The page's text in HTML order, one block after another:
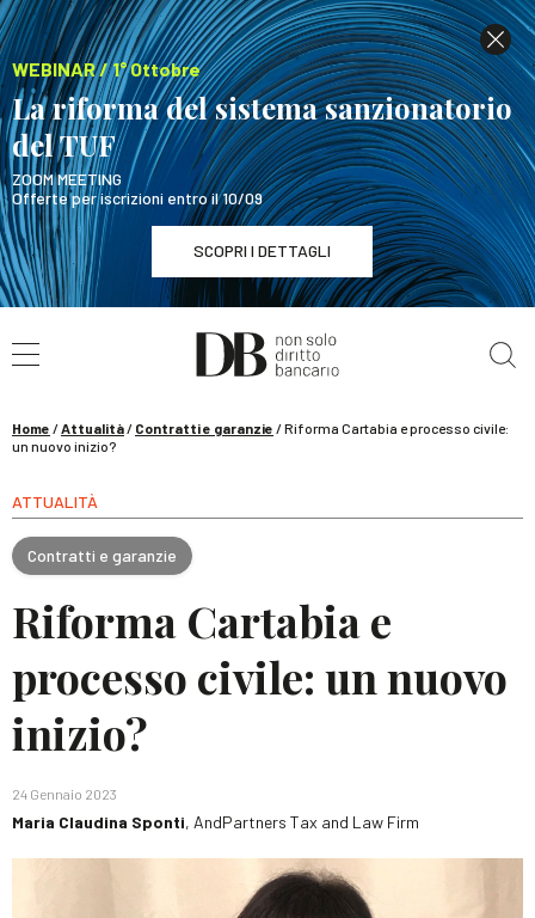
WEBINAR / 1° Ottobre
La riforma del sistema sanzionatorio
del TUF
ZOOM MEETING
Offerte per iscrizioni entro il 10/09
SCOPRI I DETTAGLI
WEBINAR / 1° Ottobre
La riforma del sistema sanzionatorio del TUF
Home /Attualità/ Contratti e garanzie /Riforma Cartabia e processo civile:
un nuovo inizio?
ATTUALITÀ
Contratti e garanzie
Riforma Cartabia e
processo civile: un nuovo
inizio?
24 Gennaio 2023
Maria Claudina Sponti, AndPartners Tax and Law Firm